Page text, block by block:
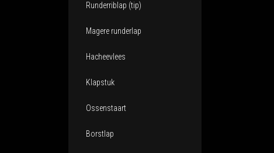
Runderriblap (tip)
Magere runderlap
Hacheevlees
Klapstuk
Ossenstaart
Borstlap